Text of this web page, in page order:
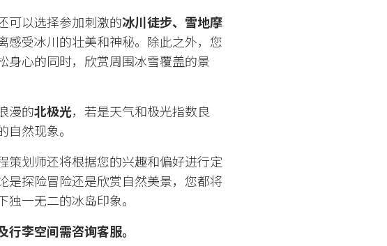
可以选择参加刺激的冰川徒步、雪地摩
感受冰川的壮美和神秘。除此之外，您
身心的同时，欣赏周围冰雪覆盖的景
漫的北极光，若是天气和极光指数良
然现象。
策划师还将根据您的兴趣和偏好进行定
是探险冒险还是欣赏自然美景，您都将
一无二的冰岛印象。
李空间需咨询客服。